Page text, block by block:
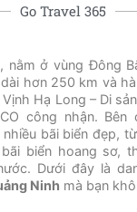
Go Travel 365
nằm ở vùng Đông
hơn 250 km và
Hạ Long – Di
công nhận. Bên
bãi biển đẹp,
biển hoang sơ,
Dưới đây là
Ninh mà bạn